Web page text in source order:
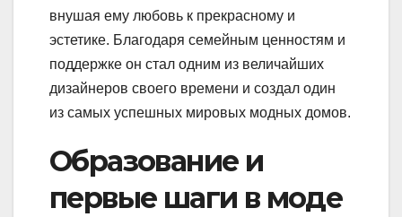
внушая ему любовь к прекрасному и
эстетике. Благодаря семейным ценностям и
поддержке он стал одним из величайших
дизайнеров своего времени и создал один
из самых успешных мировых модных домов.
Образование и
первые шаги в моде